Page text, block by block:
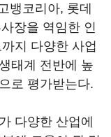
뱅코리아, 롯데
장을 역임한 인
지 다양한 사업
태계 전반에 높
로 평가받는다.
다양한 산업에